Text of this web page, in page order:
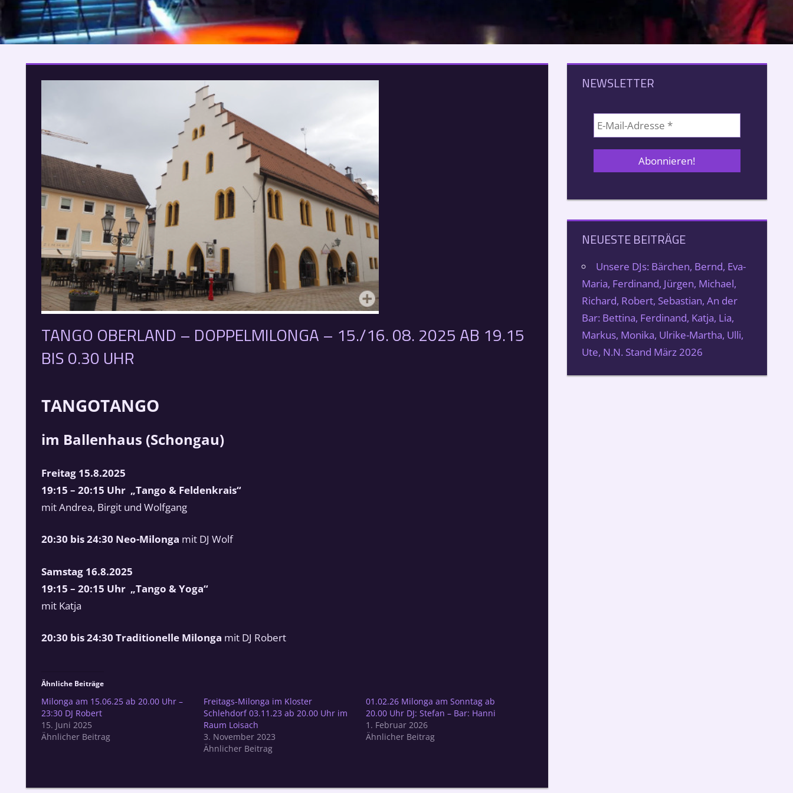
TANGO OBERLAND – DOPPELMILONGA – 15./16. 08. 2025 AB 19.15
BIS 0.30 UHR
TANGOTANGO
im Ballenhaus (Schongau)
Freitag 15.8.2025
19:15 – 20:15 Uhr „Tango & Feldenkrais“
mit Andrea, Birgit und Wolfgang
20:30 bis 24:30 Neo-Milonga mit DJ Wolf
Samstag 16.8.2025
19:15 – 20:15 Uhr „Tango & Yoga“
mit Katja
20:30 bis 24:30 Traditionelle Milonga mit DJ Robert
Ähnliche Beiträge
Milonga am 15.06.25 ab 20.00 Uhr –
23:30 DJ Robert
15. Juni 2025
Ähnlicher Beitrag
Freitags-Milonga im Kloster
Schlehdorf 03.11.23 ab 20.00 Uhr im
Raum Loisach
3. November 2023
Ähnlicher Beitrag
01.02.26 Milonga am Sonntag ab
20.00 Uhr DJ: Stefan – Bar: Hanni
1. Februar 2026
Ähnlicher Beitrag
NEWSLETTER
NEUESTE BEITRÄGE
Unsere DJs: Bärchen, Bernd, Eva-
Maria, Ferdinand, Jürgen, Michael,
Richard, Robert, Sebastian, An der
Bar: Bettina, Ferdinand, Katja, Lia,
Markus, Monika, Ulrike-Martha, Ulli,
Ute, N.N. Stand März 2026